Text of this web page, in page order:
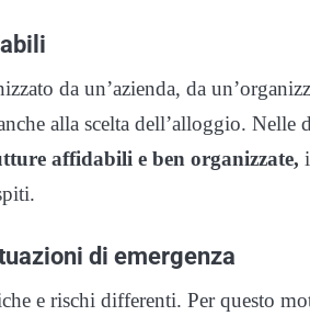
da un’azienda, da
alla scelta dell’alloggio. Nelle
affidabili e ben organizzate,
di emergenza
e rischi differenti. Per questo